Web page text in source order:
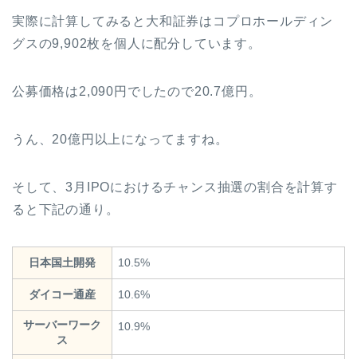
実際に計算してみると大和証券はコプロホールディン
グスの9,902枚を個人に配分しています。
公募価格は2,090円でしたので20.7億円。
うん、20億円以上になってますね。
そして、3月IPOにおけるチャンス抽選の割合を計算す
ると下記の通り。
日本国土開発 10.5%
ダイコー通産 10.6%
サーバーワーク
ス
10.9%